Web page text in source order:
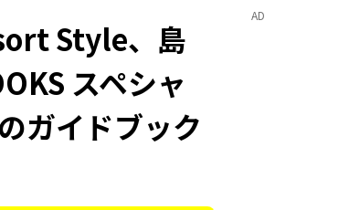
Style、島
スペシャ
ガイドブック
AD